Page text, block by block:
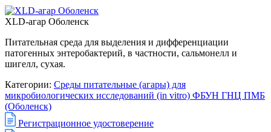
XLD-агар Оболенск
Питательная среда для выделения и дифференциации
патогенных энтеробактерий, в частности, сальмонелл и
шигелл, сухая.
Категории: Среды питательные (агары) для
микробиологических исследований (in vitro) ФБУН ГНЦ ПМБ
(Оболенск)
Регистрационное удостоверение